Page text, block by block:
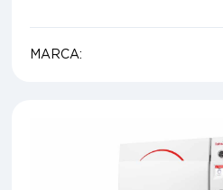
MARCA: